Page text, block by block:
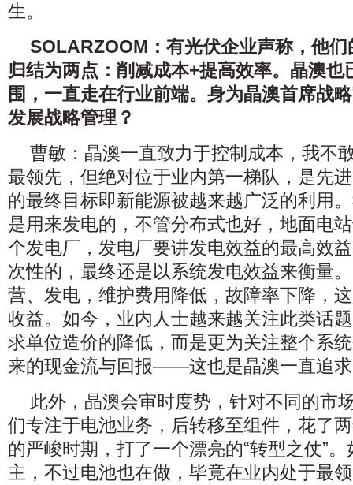
生。
SOLARZOOM：有光伏企业声称，他
归结为两点：削减成本+提高效率。晶澳也
围，一直走在行业前端。身为晶澳首席战
发展战略管理？
曹敏：晶澳一直致力于控制成本，我不
最领先，但绝对位于业内第一梯队，是先
的最终目标即新能源被越来越广泛的利用
是用来发电的，不管分布式也好，地面电
个发电厂，发电厂要讲发电效益的最高效
次性的，最终还是以系统发电效益来衡量
营、发电，维护费用降低，故障率下降，
收益。如今，业内人士越来越关注此类话
求单位造价的降低，而是更为关注整个系
来的现金流与回报——这也是晶澳一直追
此外，晶澳会审时度势，针对不同的市
们专注于电池业务，后转移至组件，花了
的严峻时期，打了一个漂亮的“转型之仗”
主，不过电池也在做，毕竟在业内处于最